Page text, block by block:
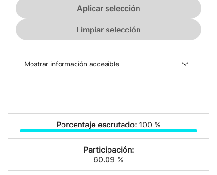
Aplicar selección
Limpiar selección
Mostrar información accesible
Porcentaje escrutado: 100 %
Participación:
60.09 %